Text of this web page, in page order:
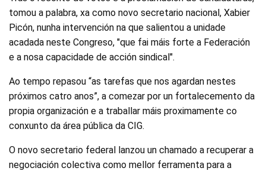
tomou a palabra, xa como novo secretario nacional, Xabier
Picón, nunha intervención na que salientou a unidade
acadada neste Congreso, "que fai máis forte a Federación
e a nosa capacidade de acción sindical".
Ao tempo repasou “as tarefas que nos agardan nestes
próximos catro anos”, a comezar por un fortalecemento da
propia organización e a traballar máis proximamente co
conxunto da área pública da CIG.
O novo secretario federal lanzou un chamado a recuperar a
negociación colectiva como mellor ferramenta para a